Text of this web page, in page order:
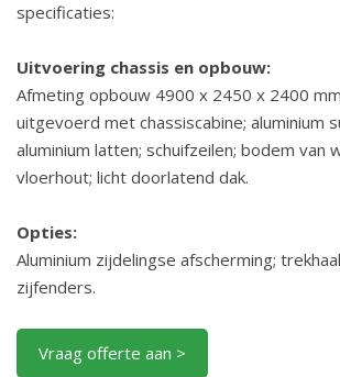
specificaties:
Uitvoering chassis en opbouw:
Afmeting opbouw 4900 x 2450 x 2400
uitgevoerd met chassiscabine; aluminium
aluminium latten; schuifzeilen; bodem van
vloerhout; licht doorlatend dak.
Opties:
Aluminium zijdelingse afscherming;
zijfenders.
Vraag offerte aan >